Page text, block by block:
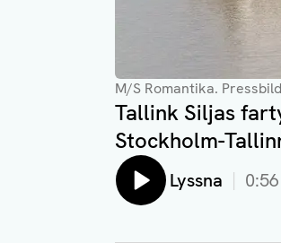
M/S Romantika.
Tallink Siljas
Stockholm-
Lyssna 0:56